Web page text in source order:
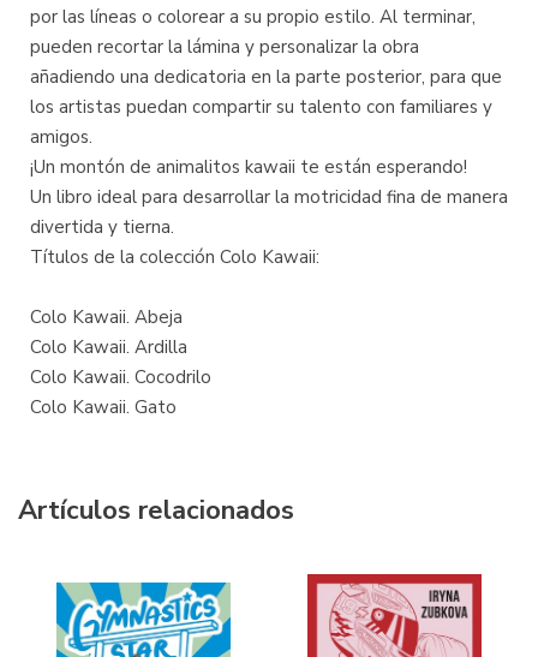
por las líneas o colorear a su propio estilo. Al terminar,
pueden recortar la lámina y personalizar la obra
añadiendo una dedicatoria en la parte posterior, para que
los artistas puedan compartir su talento con familiares y
amigos.
¡Un montón de animalitos kawaii te están esperando!
Un libro ideal para desarrollar la motricidad fina de manera
divertida y tierna.
Títulos de la colección Colo Kawaii:
Colo Kawaii. Abeja
Colo Kawaii. Ardilla
Colo Kawaii. Cocodrilo
Colo Kawaii. Gato
Artículos relacionados